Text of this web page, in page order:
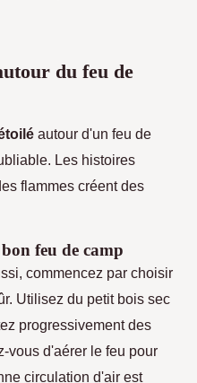
du feu de
autour d'un feu de
Les histoires
flammes créent des
feu de camp
commencez par choisir
Utilisez du petit bois sec
progressivement des
vous d'aérer le feu pour
circulation d'air est